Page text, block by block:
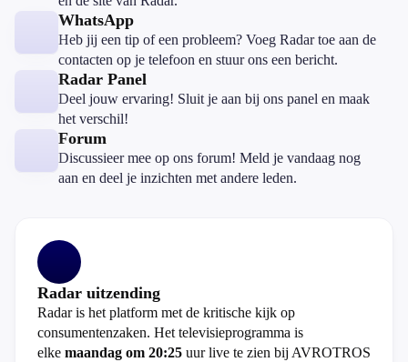
WhatsApp
Heb jij een tip of een probleem? Voeg Radar toe aan de
contacten op je telefoon en stuur ons een bericht.
Radar Panel
Deel jouw ervaring! Sluit je aan bij ons panel en maak
het verschil!
Forum
Discussieer mee op ons forum! Meld je vandaag nog
aan en deel je inzichten met andere leden.
Radar uitzending
Radar is het platform met de kritische kijk op
consumentenzaken. Het televisieprogramma is
elke maandag om 20:25 uur live te zien bij AVROTROS